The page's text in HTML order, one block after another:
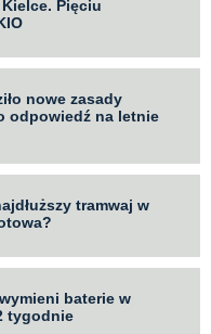
Pięciu
nowe zasady
odpowiedź na letnie
tramwaj w
baterie w
tygodnie